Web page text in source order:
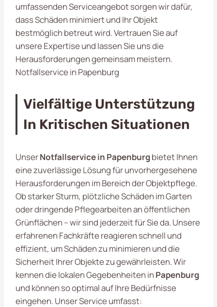
umfassenden Serviceangebot sorgen wir dafür,
dass Schäden minimiert und Ihr Objekt
bestmöglich betreut wird. Vertrauen Sie auf
unsere Expertise und lassen Sie uns die
Herausforderungen gemeinsam meistern.
Notfallservice in Papenburg
Vielfältige Unterstützung
In Kritischen Situationen
UnserNotfallservice in Papenburgbietet Ihnen
eine zuverlässige Lösung für unvorhergesehene
Herausforderungen im Bereich der Objektpflege.
Ob starker Sturm, plötzliche Schäden im Garten
oder dringende Pflegearbeiten an öffentlichen
Grünflächen – wir sind jederzeit für Sie da. Unsere
erfahrenen Fachkräfte reagieren schnell und
effizient, um Schäden zu minimieren und die
Sicherheit Ihrer Objekte zu gewährleisten. Wir
kennen die lokalen Gegebenheiten in Papenburg
und können so optimal auf Ihre Bedürfnisse
eingehen. Unser Service umfasst: